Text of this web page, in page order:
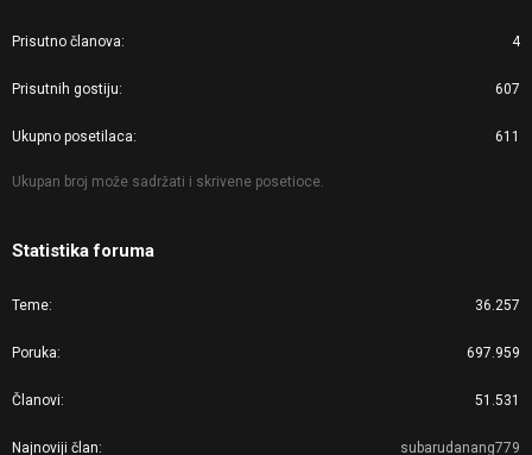
Prisutno članova 4
Prisutnih gostiju 607
Ukupno posetilaca 611
Ukupan broj može sadržati i skrivene posetioce.
Statistika foruma
Teme 36.257
Poruka 697.959
Članovi 51.531
Najnoviji član subarudanang779